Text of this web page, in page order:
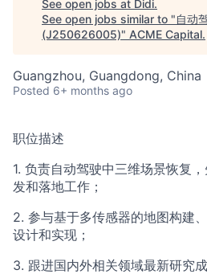
See open jobs at Didi.
See open jobs similar to "自动
(J250626005)" ACME Capital.
Guangzhou, Guangdong, China
Posted 6+ months ago
职位描述
1. 负责自动驾驶中三维场景恢复
发和落地工作；
2. 参与基于多传感器的地图构建
设计和实现；
3. 跟进国内外相关领域最新研究